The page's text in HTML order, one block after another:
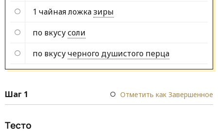
1 чайная ложказиры
по вкусусоли
по вкусучерного душистого перца
Шаг 1 Отметить как Завершенное
Тесто